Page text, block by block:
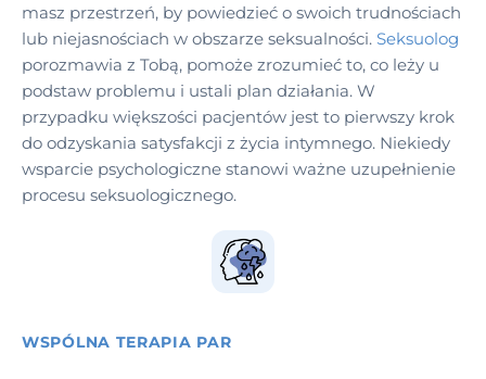
masz przestrzeń, by powiedzieć o swoich trudnościach
lub niejasnościach w obszarze seksualności. Seksuolog
porozmawia z Tobą, pomoże zrozumieć to, co leży u
podstaw problemu i ustali plan działania. W
przypadku większości pacjentów jest to pierwszy krok
do odzyskania satysfakcji z życia intymnego. Niekiedy
wsparcie psychologiczne stanowi ważne uzupełnienie
procesu seksuologicznego.
WSPÓLNA TERAPIA PAR